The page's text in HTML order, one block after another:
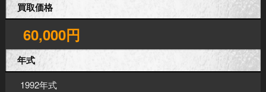
買取価格
60,000円
年式
1992年式